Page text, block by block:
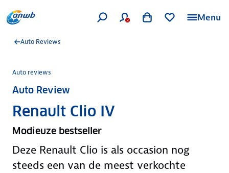
Menu
Auto Reviews
Auto reviews
Auto Review
Renault Clio IV
Modieuze bestseller
Deze Renault Clio is als occasion nog
steeds een van de meest verkochte